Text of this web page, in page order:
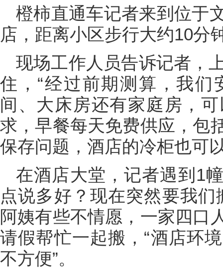
橙柿直通车记者来到位于
店，距离小区步行大约10分
现场工作人员告诉记者，
住，“经过前期测算，我
间、大床房还有家庭房，
求，早餐每天免费供应，包
保存问题，酒店的冷柜也可
在酒店大堂，记者遇到1
点说多好？现在突然要我
阿姨有些不情愿，一家四口
请假帮忙一起搬，“酒店环
不方便”。